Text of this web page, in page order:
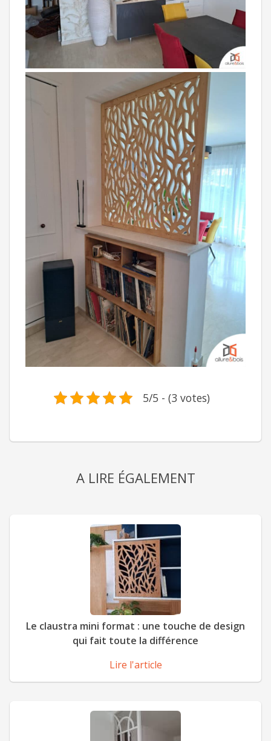
5/5 - (3 votes)
A LIRE ÉGALEMENT
Le claustra mini format : une touche de design
qui fait toute la différence
Lire l'article